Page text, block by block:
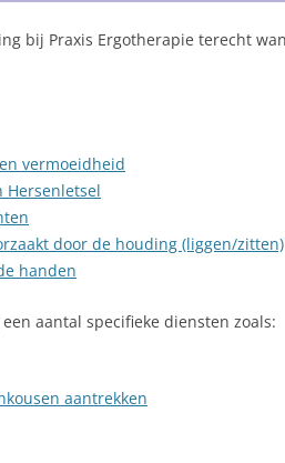
bij Praxis Ergotherapie terecht
vermoeidheid
Hersenletsel
door de houding (liggen/zitten)
handen
aantal specifieke diensten zoals:
aantrekken